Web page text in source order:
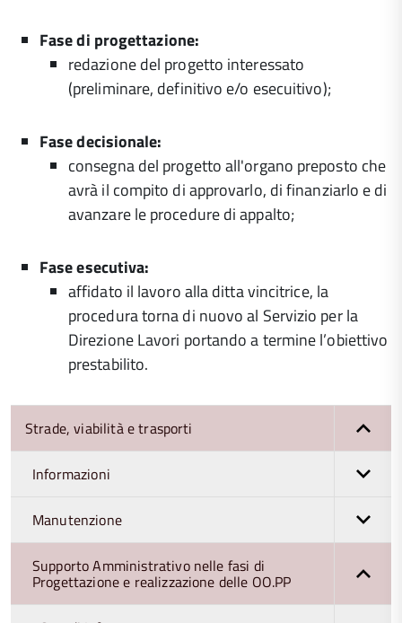
Fase di progettazione:
redazione del progetto interessato
(preliminare, definitivo e/o esecuitivo);
Fase decisionale:
consegna del progetto all'organo preposto che
avrà il compito di approvarlo, di finanziarlo e di
avanzare le procedure di appalto;
Fase esecutiva:
affidato il lavoro alla ditta vincitrice, la
procedura torna di nuovo al Servizio per la
Direzione Lavori portando a termine l’obiettivo
prestabilito.
Strade, viabilità e trasporti
Informazioni
Manutenzione
Supporto Amministrativo nelle fasi di
Progettazione e realizzazione delle OO.PP